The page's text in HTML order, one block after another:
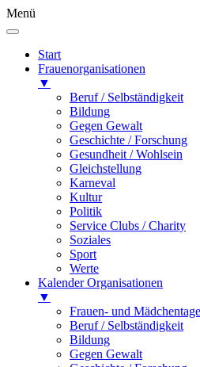
Menü
Start
Frauenorganisationen
▼
Beruf / Selbständigkeit
Bildung
Gegen Gewalt
Geschichte / Forschung
Gesundheit / Wohlsein
Gleichstellung
Karneval
Kultur
Politik
Service Clubs / Charity
Soziales
Sport
Werte
Kalender Organisationen
▼
Frauen- und Mädchentage
Beruf / Selbständigkeit
Bildung
Gegen Gewalt